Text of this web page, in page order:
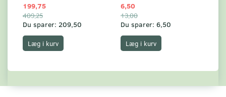
199,75
409,25
Du sparer: 209,50
Læg i kurv
6,50
13,00
Du sparer: 6,50
Læg i kurv